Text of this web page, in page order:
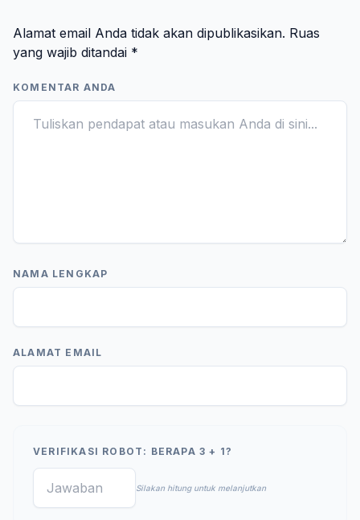
Alamat email Anda tidak akan dipublikasikan. Ruas
yang wajib ditandai *
KOMENTAR ANDA
NAMA LENGKAP
ALAMAT EMAIL
VERIFIKASI ROBOT: BERAPA 3 + 1?
Silakan hitung untuk melanjutkan